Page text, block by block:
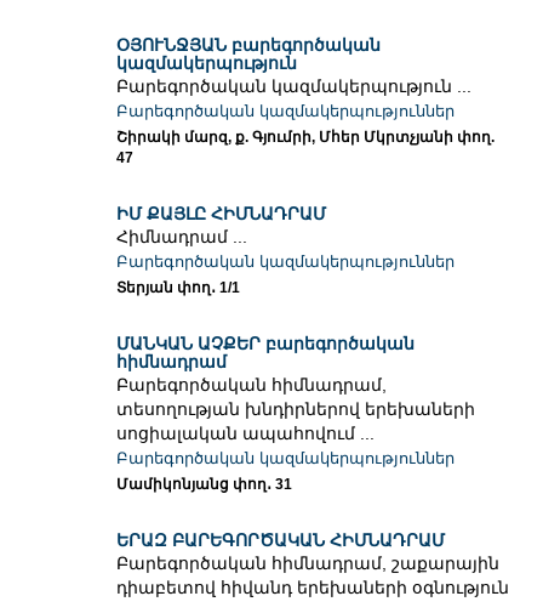
ՕՅՈՒՆՋՅԱՆ բարեգործական
կազմակերպություն
Բարեգործական կազմակերպություն ...
Բարեգործական կազմակերպություններ
Շիրակի մարզ, ք. Գյումրի, Մհեր Մկրտչյանի փող.
47
ԻՄ ՔԱՅԼԸ ՀԻՄՆԱԴՐԱՄ
Հիմնադրամ ...
Բարեգործական կազմակերպություններ
Տերյան փող․ 1/1
ՄԱՆԿԱՆ ԱՉՔԵՐ բարեգործական
հիմնադրամ
Բարեգործական հիմնադրամ,
տեսողության խնդիրներով երեխաների
սոցիալական ապահովում ...
Բարեգործական կազմակերպություններ
Մամիկոնյանց փող․ 31
ԵՐԱԶ ԲԱՐԵԳՈՐԾԱԿԱՆ ՀԻՄՆԱԴՐԱՄ
Բարեգործական հիմնադրամ, շաքարային
դիաբետով հիվանդ երեխաների օգնություն